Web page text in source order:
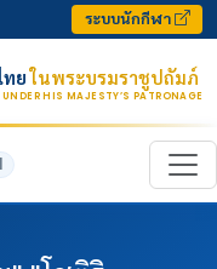
ระบบนักกีฬา
ทยในพระบรมราชูปถัมภ์
UNDER HIS MAJESTY’S PATRONAGE